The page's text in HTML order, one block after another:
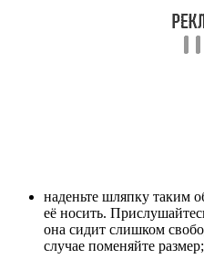
наденьте шляпку таким
её носить.
она сидит слишком
случае поменяйте размер;